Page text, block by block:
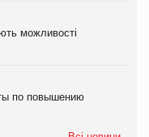
можливості
по повышению